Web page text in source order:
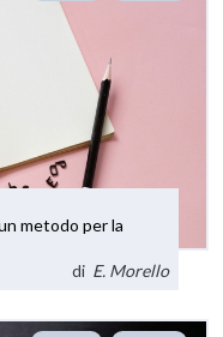
di E. Morello